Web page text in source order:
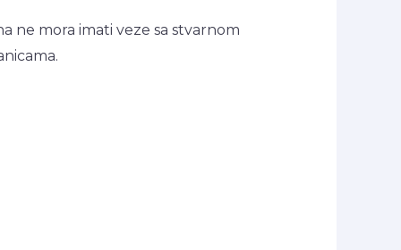
ne mora imati veze sa stvarnom